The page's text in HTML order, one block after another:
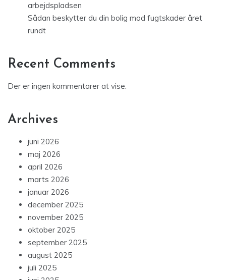
arbejdspladsen
Sådan beskytter du din bolig mod fugtskader året
rundt
Recent Comments
Der er ingen kommentarer at vise.
Archives
juni 2026
maj 2026
april 2026
marts 2026
januar 2026
december 2025
november 2025
oktober 2025
september 2025
august 2025
juli 2025